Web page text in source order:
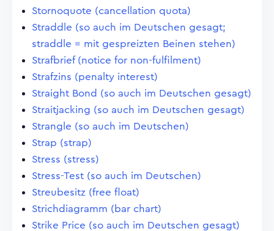
Stornoquote (cancellation quota)
Straddle (so auch im Deutschen gesagt;
straddle = mit gespreizten Beinen stehen)
Strafbrief (notice for non-fulfilment)
Strafzins (penalty interest)
Straight Bond (so auch im Deutschen gesagt)
Straitjacking (so auch im Deutschen gesagt)
Strangle (so auch im Deutschen)
Strap (strap)
Stress (stress)
Stress-Test (so auch im Deutschen)
Streubesitz (free float)
Strichdiagramm (bar chart)
Strike Price (so auch im Deutschen gesagt)